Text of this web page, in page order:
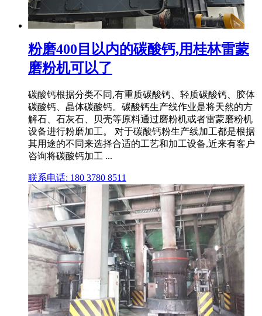
粉磨400目以内的碳酸钙,用桂林雷蒙
磨粉机可以了
碳酸钙根据分类不同,有重质碳酸钙、轻质碳酸钙、胶体
碳酸钙、晶体碳酸钙。碳酸钙生产线作业是将天然的方
解石、石灰石、贝壳等原料通过磨粉机或者雷蒙磨粉机
设备进行粉磨加工。 对于碳酸钙粉生产线加工都是根据
其用途的不同来选择合适的工艺和加工设备,近来有客户
咨询将碳酸钙加工 ...
联系电话: 180 3780 8511